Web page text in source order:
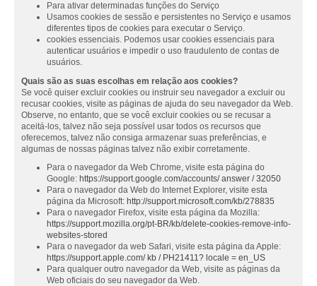
Para ativar determinadas funções do Serviço
Usamos cookies de sessão e persistentes no Serviço e usamos
diferentes tipos de cookies para executar o Serviço.
cookies essenciais. Podemos usar cookies essenciais para
autenticar usuários e impedir o uso fraudulento de contas de
usuários.
Quais são as suas escolhas em relação aos cookies?
Se você quiser excluir cookies ou instruir seu navegador a excluir ou
recusar cookies, visite as páginas de ajuda do seu navegador da Web.
Observe, no entanto, que se você excluir cookies ou se recusar a
aceitá-los, talvez não seja possível usar todos os recursos que
oferecemos, talvez não consiga armazenar suas preferências, e
algumas de nossas páginas talvez não exibir corretamente.
Para o navegador da Web Chrome, visite esta página do
Google: https://support.google.com/accounts/ answer / 32050
Para o navegador da Web do Internet Explorer, visite esta
página da Microsoft: http://support.microsoft.com/kb/278835
Para o navegador Firefox, visite esta página da Mozilla:
https://support.mozilla.org/pt-BR/kb/delete-cookies-remove-info-
websites-stored
Para o navegador da web Safari, visite esta página da Apple:
https://support.apple.com/ kb / PH21411? locale = en_US
Para qualquer outro navegador da Web, visite as páginas da
Web oficiais do seu navegador da Web.